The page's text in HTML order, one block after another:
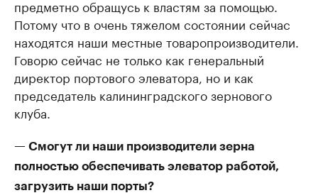
предметно обращусь к властям за помощью.
Потому что в очень тяжелом состоянии сейчас
находятся наши местные товаропроизводители.
Говорю сейчас не только как генеральный
директор портового элеватора, но и как
председатель калининградского зернового
клуба.
— Смогут ли наши производители зерна
полностью обеспечивать элеватор работой,
загрузить наши порты?